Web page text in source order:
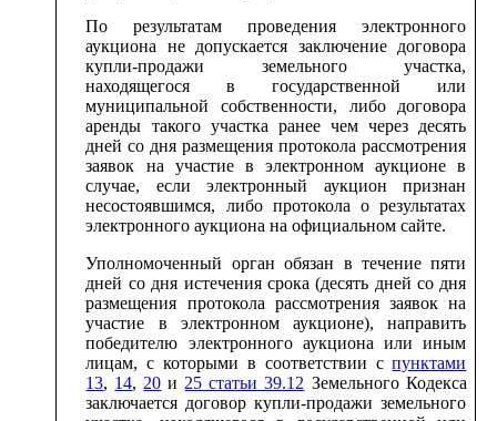
По результатам проведения электронного
аукциона не допускается заключение договора
купли-продажи земельного участка,
находящегося в государственной или
муниципальной собственности, либо договора
аренды такого участка ранее чем через десять
дней со дня размещения протокола рассмотрения
заявок на участие в электронном аукционе в
случае, если электронный аукцион признан
несостоявшимся, либо протокола о результатах
электронного аукциона на официальном сайте.
Уполномоченный орган обязан в течение пяти
дней со дня истечения срока (десять дней со дня
размещения протокола рассмотрения заявок на
участие в электронном аукционе), направить
победителю электронного аукциона или иным
лицам, с которыми в соответствии спунктами
13, 14, 20 и 25 статьи 39.12 Земельного Кодекса
заключается договор купли-продажи земельного